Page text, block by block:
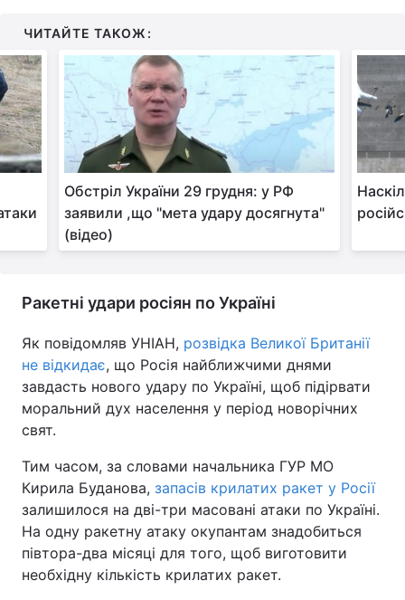
ЧИТАЙТЕ ТАКОЖ:
Обстріл України 29 грудня: у РФ
заявили ,що "мета удару досягнута"
(відео)
Ракетні удари росіян по Україні
Як повідомляв УНІАН, розвідка Великої Британії
не відкидає, що Росія найближчими днями
завдасть нового удару по Україні, щоб підірвати
моральний дух населення у період новорічних
свят.
Тим часом, за словами начальника ГУР МО
Кирила Буданова, запасів крилатих ракет у Росії
залишилося на дві-три масовані атаки по Україні.
На одну ракетну атаку окупантам знадобиться
півтора-два місяці для того, щоб виготовити
необхідну кількість крилатих ракет.